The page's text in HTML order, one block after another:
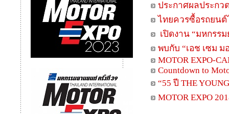
ประกาศผลประกว
ไทยควรซื้อรถยน
เปิดงาน “มหกรร
พบกับ “เอช เซม ม
MOTOR EXPO-
Countdown to
“55 ปี THE
MOTOR EXPO